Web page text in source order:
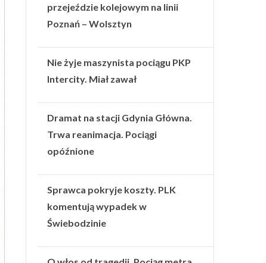
przejeździe kolejowym na linii
Poznań – Wolsztyn
Nie żyje maszynista pociągu PKP
Intercity. Miał zawał
Dramat na stacji Gdynia Główna.
Trwa reanimacja. Pociągi
opóźnione
Sprawca pokryje koszty. PLK
komentują wypadek w
Świebodzinie